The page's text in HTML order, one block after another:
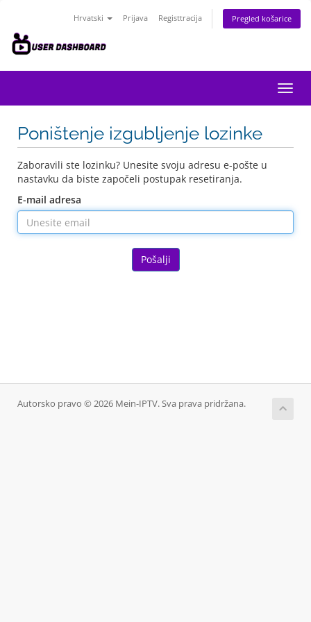
Hrvatski Prijava Registtracija Pregled košarice
Poništenje izgubljenje lozinke
Zaboravili ste lozinku? Unesite svoju adresu e-pošte u
nastavku da biste započeli postupak resetiranja.
E-mail adresa
Pošalji
Autorsko pravo © 2026 Mein-IPTV. Sva prava pridržana.